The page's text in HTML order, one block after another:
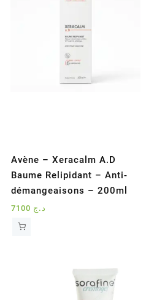
Avène – Xeracalm A.D
Baume Relipidant – Anti-
démangeaisons – 200ml
د.ج